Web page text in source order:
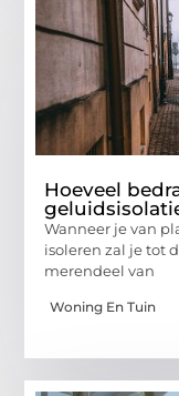
Hoeveel
Wanneer je van
isoleren zal je tot
merendeel van
Woning En Tuin